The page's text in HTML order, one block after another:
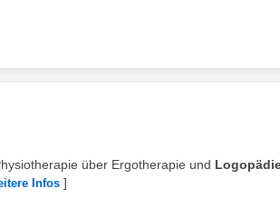
über Ergotherapie und
Infos ]